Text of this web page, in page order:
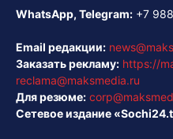
WhatsApp, Telegram: +7
Email редакции:
Заказать рекламу: https://
reclama@maksmedia.ru
Для резюме:
Сетевое издание